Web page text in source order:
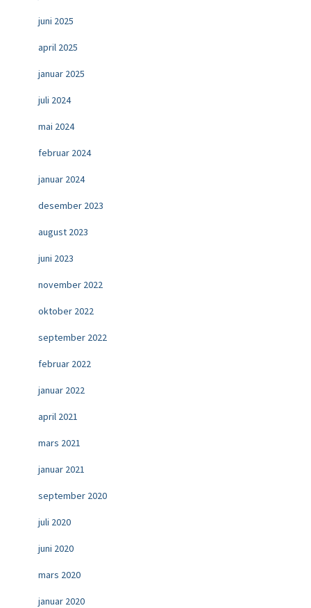
juni 2025
april 2025
januar 2025
juli 2024
mai 2024
februar 2024
januar 2024
desember 2023
august 2023
juni 2023
november 2022
oktober 2022
september 2022
februar 2022
januar 2022
april 2021
mars 2021
januar 2021
september 2020
juli 2020
juni 2020
mars 2020
januar 2020